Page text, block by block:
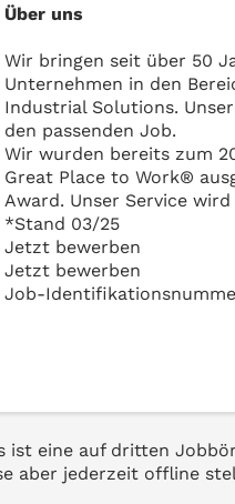
Über uns
Wir bringen seit über 50
Unternehmen in den
Industrial Solutions.
den passenden Job.
Wir wurden bereits zum
Great Place to Work®
Award. Unser Service
*Stand 03/25
Jetzt bewerben
Jetzt bewerben
Job-
ist eine auf dritten
aber jederzeit offline